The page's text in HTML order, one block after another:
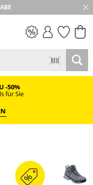
-50%
für Sie